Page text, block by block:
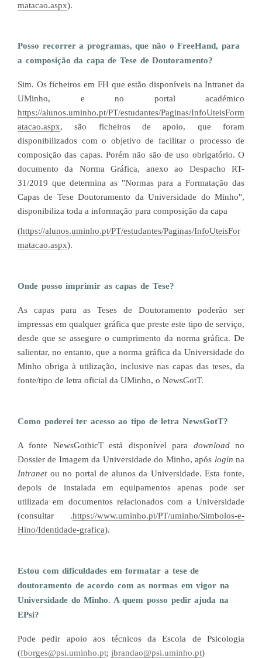
matacao.aspx).
Posso recorrer a programas, que não o FreeHand, para
a composição da capa de Tese de Doutoramento?
Sim. Os ficheiros em FH que estão disponíveis na Intranet da
UMinho, e no portal académico
https://alunos.uminho.pt/PT/estudantes/Paginas/InfoUteisForm
atacao.aspx, são ficheiros de apoio, que foram
disponibilizados com o objetivo de facilitar o processo de
composição das capas. Porém não são de uso obrigatório. O
documento da Norma Gráfica, anexo ao Despacho RT-
31/2019 que determina as "Normas para a Formatação das
Capas de Tese Doutoramento da Universidade do Minho",
disponibiliza toda a informação para composição da capa
(https://alunos.uminho.pt/PT/estudantes/Paginas/InfoUteisFor
matacao.aspx).
Onde posso imprimir as capas de Tese?
As capas para as Teses de Doutoramento poderão ser
impressas em qualquer gráfica que preste este tipo de serviço,
desde que se assegure o cumprimento da norma gráfica. De
salientar, no entanto, que a norma gráfica da Universidade do
Minho obriga à utilização, inclusive nas capas das teses, da
fonte/tipo de letra oficial da UMinho, o NewsGotT.
Como poderei ter acesso ao tipo de letra NewsGotT?
A fonte NewsGothicT está disponível para downloadno
Dossier de Imagem da Universidade do Minho, após login na
Intranetou no portal de alunos da Universidade. Esta fonte,
depois de instalada em equipamentos apenas pode ser
utilizada em documentos relacionados com a Universidade
(consultar .https://www.uminho.pt/PT/uminho/Simbolos-e-
Hino/Identidade-grafica).
Estou com dificuldades em formatar a tese de
doutoramento de acordo com as normas em vigor na
Universidade do Minho. A quem posso pedir ajuda na
EPsi?
Pode pedir apoio aos técnicos da Escola de Psicologia
(fborges@psi.uminho.pt; jbrandao@psi.uminho.pt)